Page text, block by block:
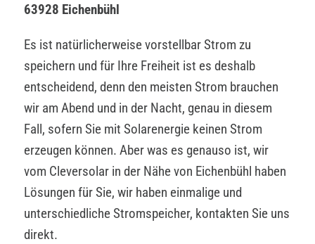
63928 Eichenbühl
Es ist natürlicherweise vorstellbar Strom zu
speichern und für Ihre Freiheit ist es deshalb
entscheidend, denn den meisten Strom brauchen
wir am Abend und in der Nacht, genau in diesem
Fall, sofern Sie mit Solarenergie keinen Strom
erzeugen können. Aber was es genauso ist, wir
vom Cleversolar in der Nähe von Eichenbühl haben
Lösungen für Sie, wir haben einmalige und
unterschiedliche Stromspeicher, kontakten Sie uns
direkt.